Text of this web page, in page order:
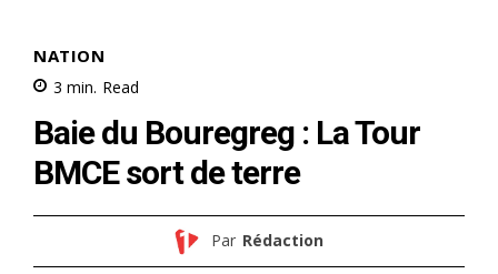
NATION
3 min. Read
Baie du Bouregreg : La Tour
BMCE sort de terre
Par Rédaction